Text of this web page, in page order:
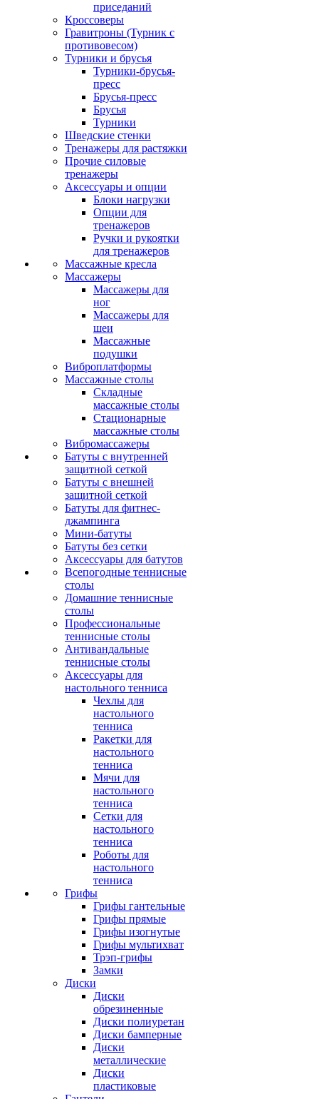
приседаний
Кроссоверы
Гравитроны (Турник с
противовесом)
Турники и брусья
Турники-брусья-
пресс
Брусья-пресс
Брусья
Турники
Шведские стенки
Тренажеры для растяжки
Прочие силовые
тренажеры
Аксессуары и опции
Блоки нагрузки
Опции для
тренажеров
Ручки и рукоятки
для тренажеров
Массажные кресла
Массажеры
Массажеры для
ног
Массажеры для
шеи
Массажные
подушки
Виброплатформы
Массажные столы
Складные
массажные столы
Стационарные
массажные столы
Вибромассажеры
Батуты с внутренней
защитной сеткой
Батуты с внешней
защитной сеткой
Батуты для фитнес-
джампинга
Мини-батуты
Батуты без сетки
Аксессуары для батутов
Всепогодные теннисные
столы
Домашние теннисные
столы
Профессиональные
теннисные столы
Антивандальные
теннисные столы
Аксессуары для
настольного тенниса
Чехлы для
настольного
тенниса
Ракетки для
настольного
тенниса
Мячи для
настольного
тенниса
Сетки для
настольного
тенниса
Роботы для
настольного
тенниса
Грифы
Грифы гантельные
Грифы прямые
Грифы изогнутые
Грифы мультихват
Трэп-грифы
Замки
Диски
Диски
обрезиненные
Диски полиуретан
Диски бамперные
Диски
металлические
Диски
пластиковые